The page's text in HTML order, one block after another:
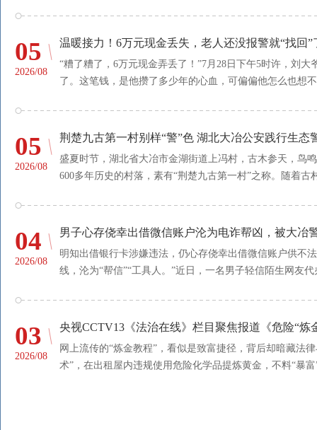
05
2026/08
温暖接力！6万元现金丢失，老人还没报警就“找回”
“糟了糟了，6万元现金弄丢了！”7月28日下午5时许，刘
了。这笔钱，是他攒了多少年的心血，可偏偏他怎么也想
05
2026/08
荆楚九古第一村别样“警”色 湖北大冶公安践行生态
盛夏时节，湖北省大冶市金湖街道上冯村，古木参天，鸟
600多年历史的村落，素有“荆楚九古第一村”之称。随着古
04
2026/08
男子心存侥幸出借微信账户沦为电诈帮凶，被大冶
明知出借银行卡涉嫌违法，仍心存侥幸出借微信账户供不
线，沦为“帮信”“工具人。”近日，一名男子轻信陌生网友
03
2026/08
央视CCTV13《法治在线》栏目聚焦报道《危险“炼
网上流传的“炼金教程”，看似是致富捷径，背后却暗藏法
术”，在出租屋内违规使用危险化学品提炼黄金，不料“暴